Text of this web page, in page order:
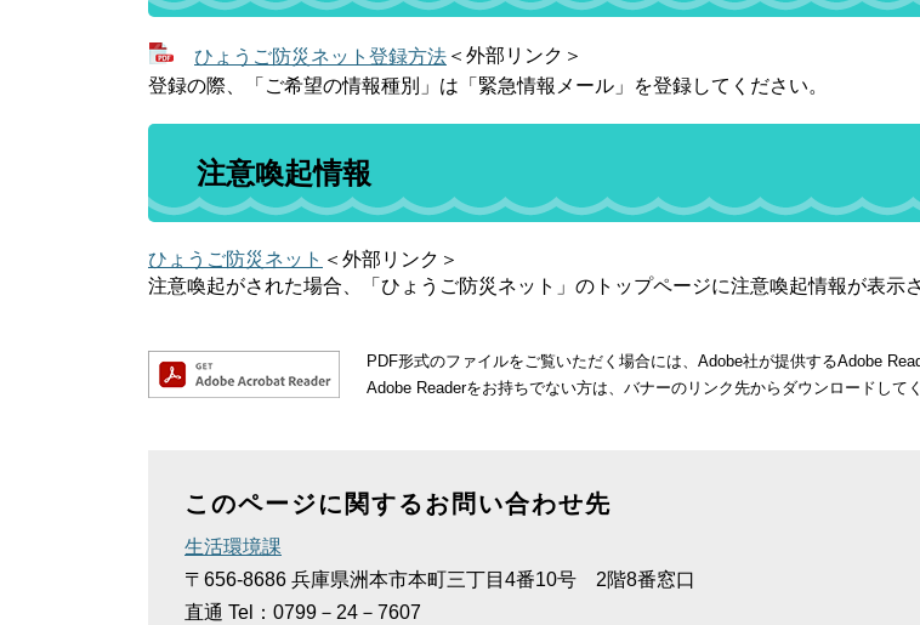
ひょうご防災ネット登録方法 ＜外部リンク＞
登録の際、「ご希望の情報種別」は「緊急情報メール」を登録してください。
注意喚起情報
ひょうご防災ネット ＜外部リンク＞
注意喚起がされた場合、「ひょうご防災ネット」のトップページに注意喚起情報が表示
PDF形式のファイルをご覧いただく場合には、Adobe社が提供するAdobe
Adobe Readerをお持ちでない方は、バナーのリンク先からダウンロードして
このページに関するお問い合わせ先
生活環境課
〒656-8686 兵庫県洲本市本町三丁目4番10号 2階8番窓口
直通 Tel：0799－24－7607